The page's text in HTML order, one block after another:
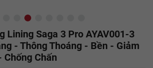
Lining Saga 3 Pro AYAV001-3
- Thông Thoáng - Bền - Giảm
Chống Chấn